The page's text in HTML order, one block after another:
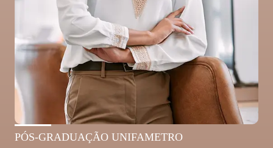
PÓS-GRADUAÇÃO UNIFAMETRO